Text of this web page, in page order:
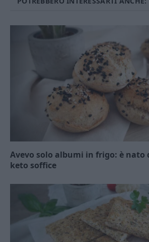
Avevo solo albumi in frigo: è nato
keto soffice